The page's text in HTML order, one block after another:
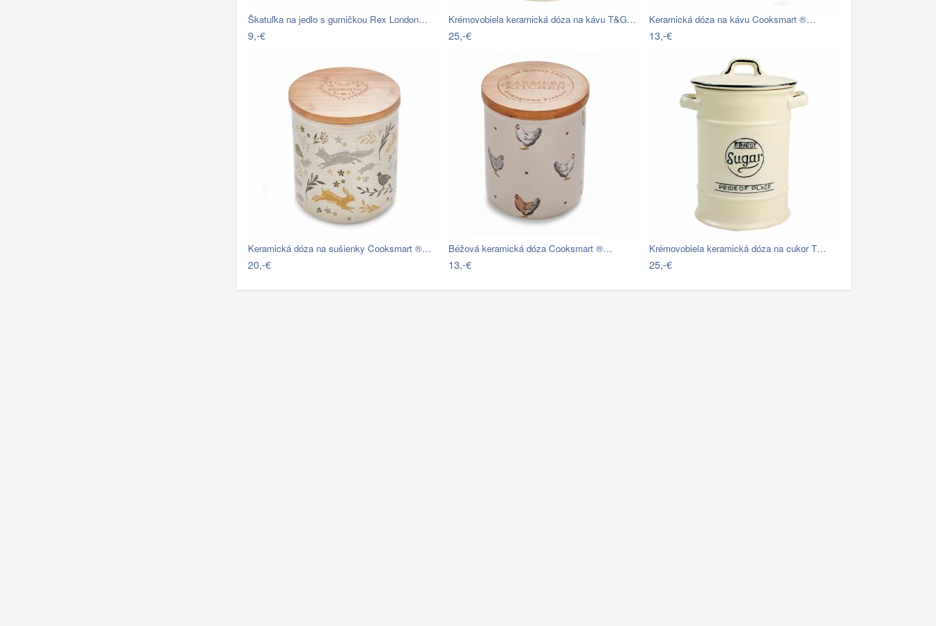
Škatuľka na jedlo s gumičkou Rex London…
9,-€
Krémovobiela keramická dóza na kávu T&G…
25,-€
Keramická dóza na kávu Cooksmart ®…
13,-€
Keramická dóza na sušienky Cooksmart ®…
20,-€
Béžová keramická dóza Cooksmart ®…
13,-€
Krémovobiela keramická dóza na cukor T…
25,-€